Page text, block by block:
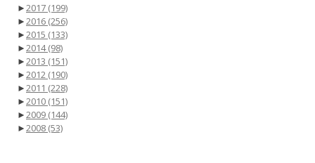
►2017 (199)
►2016 (256)
►2015 (133)
►2014(98)
►2013 (151)
►2012 (190)
►2011 (228)
►2010 (151)
►2009 (144)
►2008 (53)